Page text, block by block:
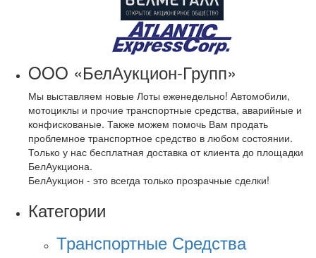
OOO «БелАукцион-Групп»
Мы выставляем новые Лоты еженедельно! Автомобили,
мотоциклы и прочие транспортные средства, аварийные и
конфискованые. Также можем помочь Вам продать
проблемное транспортное средство в любом состоянии.
Только у нас бесплатная доставка от клиента до площадки
БелАукциона.
БелАукцион - это всегда только прозрачные сделки!
Категории
Транспортные Средства